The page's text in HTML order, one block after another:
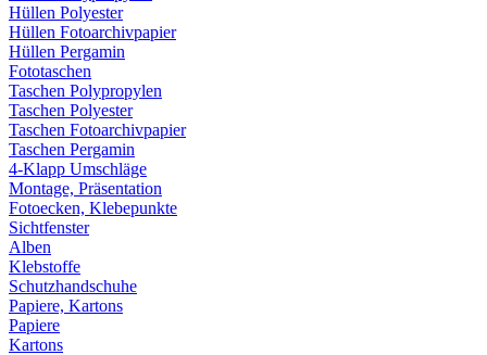
Hüllen Polyester
Hüllen Fotoarchivpapier
Hüllen Pergamin
Fototaschen
Taschen Polypropylen
Taschen Polyester
Taschen Fotoarchivpapier
Taschen Pergamin
4-Klapp Umschläge
Montage, Präsentation
Fotoecken, Klebepunkte
Sichtfenster
Alben
Klebstoffe
Schutzhandschuhe
Papiere, Kartons
Papiere
Kartons